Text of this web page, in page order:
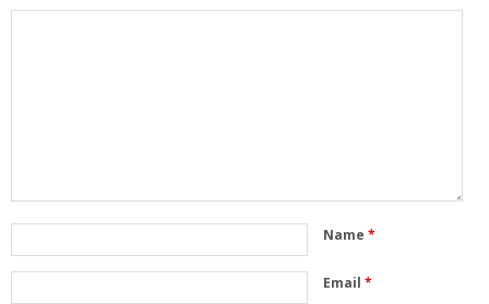
Name *
Email *